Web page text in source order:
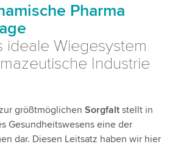
Pharma
ideale Wiegesystem
Industrie
größtmöglichen Sorgfaltstellt in
Gesundheitswesens eine der
dar. Diesen Leitsatz haben wir hier